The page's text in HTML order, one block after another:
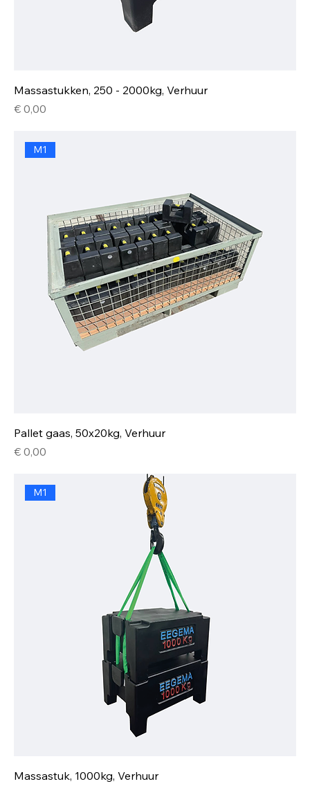
Massastukken, 250 - 2000kg, Verhuur
Prijs
€ 0,00
M1
Pallet gaas, 50x20kg, Verhuur
Prijs
€ 0,00
M1
Massastuk, 1000kg, Verhuur